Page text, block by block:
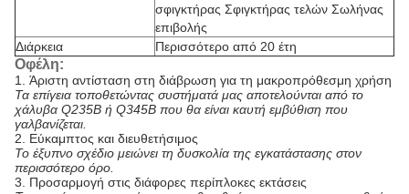
σφιγκτήρας Σφιγκτήρας τελών Σωλήνας
επιβολής
Διάρκεια
Περισσότερο από 20 έτη
Οφέλη:
1. Άριστη αντίσταση στη διάβρωση για τη μακροπρόθεσμη χρήση
Τα επίγεια τοποθετώντας συστήματά μας αποτελούνται από το
χάλυβα Q235B ή Q345B που θα είναι καυτή εμβύθιση που
γαλβανίζεται.
2. Εύκαμπτος και διευθετήσιμος
Το έξυπνο σχέδιο μειώνει τη δυσκολία της εγκατάστασης στον
περισσότερο όρο.
3. Προσαρμογή στις διάφορες περίπλοκες εκτάσεις